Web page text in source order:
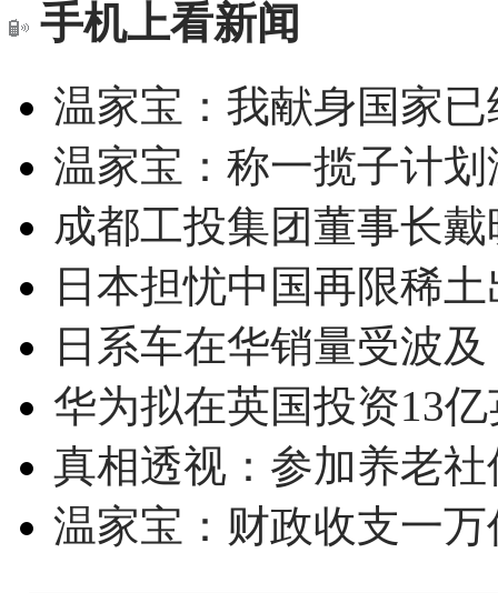
手机上看新闻
温家宝：我献身国家
温家宝：称一揽子计
成都工投集团董事长
日本担忧中国再限稀
日系车在华销量受波
华为拟在英国投资13
真相透视：参加养老
温家宝：财政收支一